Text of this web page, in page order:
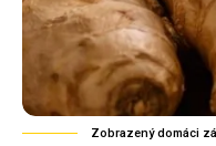
Zobrazený domáci